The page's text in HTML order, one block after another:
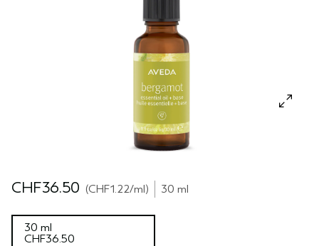
CUIR CHEVELU SENSIBLE
TOUTES LES COLLECTIONS
CHF36.50 CHF1.22/ml 30 ml
30 ml
CHF36.50